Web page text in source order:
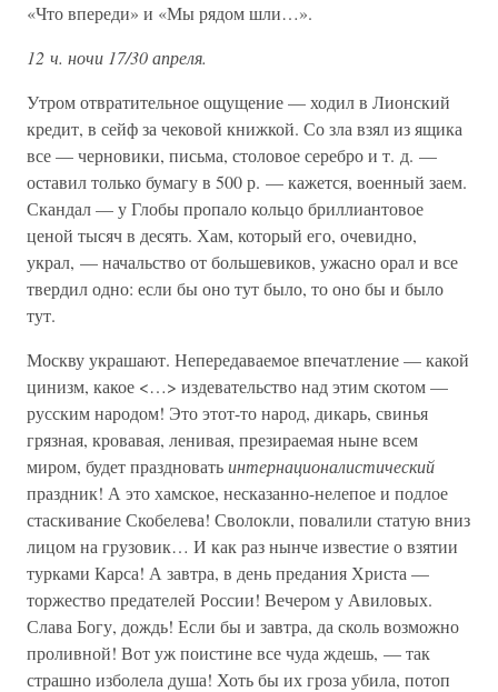
«Что впереди» и «Мы рядом шли…».
12 ч. ночи 17/30 апреля.
Утром отвратительное ощущение — ходил в Лионский
кредит, в сейф за чековой книжкой. Со зла взял из ящика
все — черновики, письма, столовое серебро и т. д. —
оставил только бумагу в 500 р. — кажется, военный заем.
Скандал — у Глобы пропало кольцо бриллиантовое
ценой тысяч в десять. Хам, который его, очевидно,
украл, — начальство от большевиков, ужасно орал и все
твердил одно: если бы оно тут было, то оно бы и было
тут.
Москву украшают. Непередаваемое впечатление — какой
цинизм, какое <…> издевательство над этим скотом —
русским народом! Это этот-то народ, дикарь, свинья
грязная, кровавая, ленивая, презираемая ныне всем
миром, будет праздноватьинтернационалистический
праздник! А это хамское, несказанно-нелепое и подлое
стаскивание Скобелева! Сволокли, повалили статую вниз
лицом на грузовик… И как раз нынче известие о взятии
турками Карса! А завтра, в день предания Христа —
торжество предателей России! Вечером у Авиловых.
Слава Богу, дождь! Если бы и завтра, да сколь возможно
проливной! Вот уж поистине все чуда ждешь, — так
страшно изболела душа! Хоть бы их гроза убила, потоп